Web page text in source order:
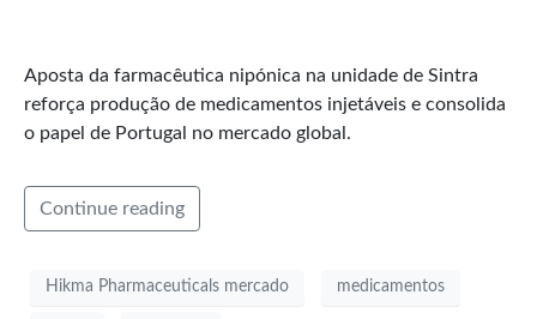
Aposta da farmacêutica nipónica na unidade de Sintra
reforça produção de medicamentos injetáveis e consolida
o papel de Portugal no mercado global.
Continue reading
Hikma Pharmaceuticals mercado medicamentos